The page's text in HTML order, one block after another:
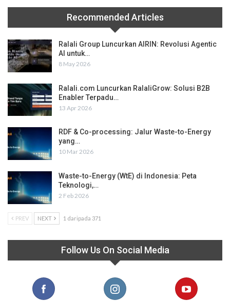
Recommended Articles
Ralali Group Luncurkan AIRIN: Revolusi Agentic
AI untuk…
8 May 2026
Ralali.com Luncurkan RalaliGrow: Solusi B2B
Enabler Terpadu…
13 Apr 2026
RDF & Co-processing: Jalur Waste-to-Energy
yang…
10 Mar 2026
Waste-to-Energy (WtE) di Indonesia: Peta
Teknologi,…
2 Feb 2026
PREV NEXT 1 daripada 371
Follow Us On Social Media